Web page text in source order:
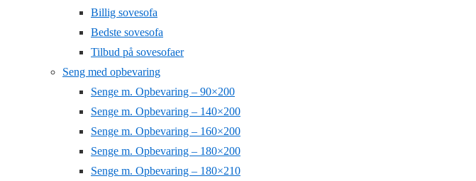
Billig sovesofa
Bedste sovesofa
Tilbud på sovesofaer
Seng med opbevaring
Senge m. Opbevaring – 90×200
Senge m. Opbevaring – 140×200
Senge m. Opbevaring – 160×200
Senge m. Opbevaring – 180×200
Senge m. Opbevaring – 180×210